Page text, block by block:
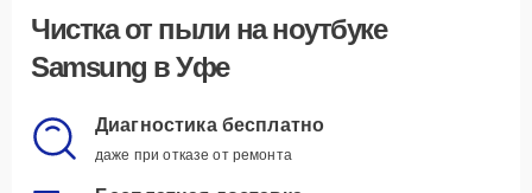
Чистка от пыли на ноутбуке
Samsung в Уфе
Диагностика бесплатно
даже при отказе от ремонта